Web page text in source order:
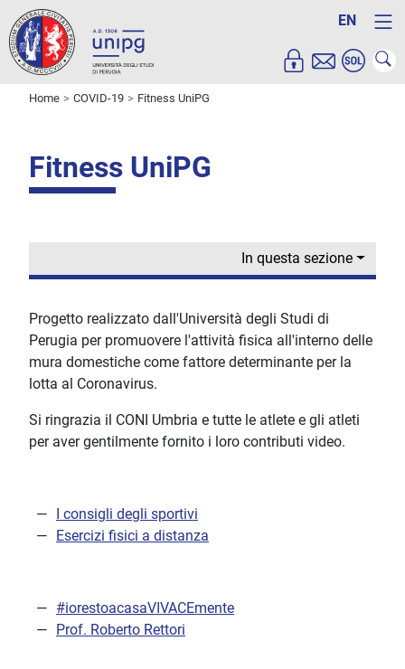
EN
Home COVID-19 Fitness UniPG
Fitness UniPG
In questa sezione
Progetto realizzato dall'Università degli Studi di
Perugia per promuovere l'attività fisica all'interno delle
mura domestiche come fattore determinante per la
lotta al Coronavirus.
Si ringrazia il CONI Umbria e tutte le atlete e gli atleti
per aver gentilmente fornito i loro contributi video.
I consigli degli sportivi
Esercizi fisici a distanza
#iorestoacasaVIVACEmente
Prof. Roberto Rettori